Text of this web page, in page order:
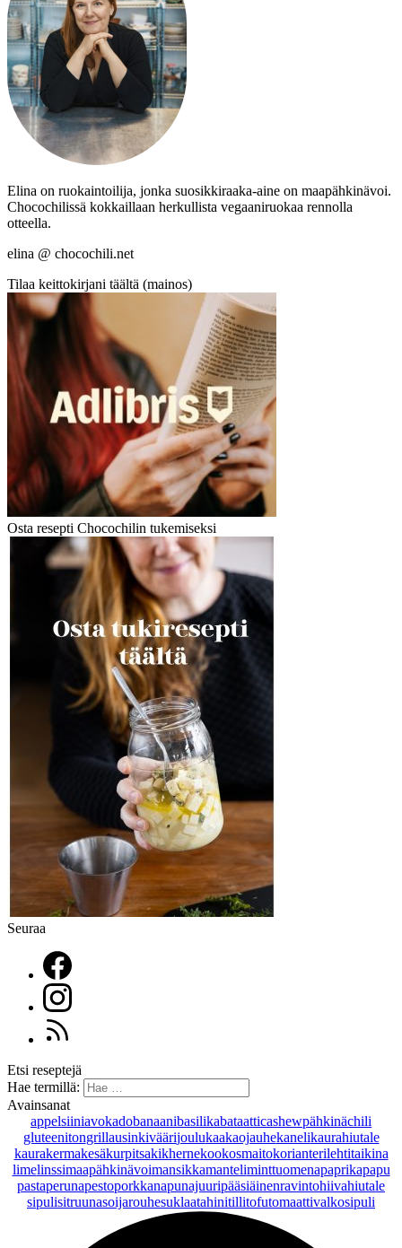
Elina on ruokaintoilija, jonka suosikkiraaka-aine on maapähkinävoi.
Chocochilissä kokkaillaan herkullista vegaaniruokaa rennolla
otteella.
elina @ chocochili.net
Tilaa keittokirjani täältä (mainos)
Osta resepti Chocochilin tukemiseksi
Seuraa
Etsi reseptejä
Hae termillä:
Avainsanat
appelsiiniavokadobanaanibasilikabataatticashewpähkinächili
gluteenitongrillausinkiväärijoulukaakaojauhekanelikaurahiutale
kaurakermakesäkurpitsakikhernekookosmaitokorianterilehtitaikina
limelinssimaapähkinävoimansikkamanteliminttuomenapaprikapapu
pastaperunapestoporkkanapunajuuripääsiäinenravintohiivahiutale
sipulisitruunasoijarouhesuklaatahinitillitofutomaattivalkosipuli